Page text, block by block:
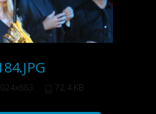
72.4 KB